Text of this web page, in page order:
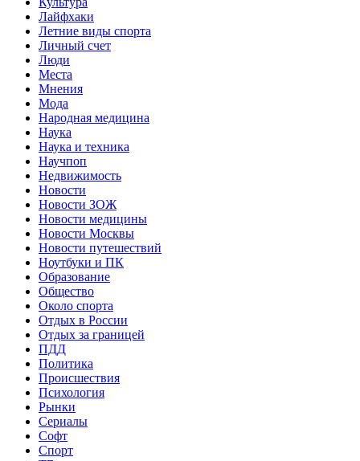
Лайфхаки
Летние виды спорта
Личный счет
Люди
Места
Мнения
Мода
Народная медицина
Наука
Наука и техника
Научпоп
Недвижимость
Новости
Новости ЗОЖ
Новости медицины
Новости Москвы
Новости путешествий
Ноутбуки и ПК
Образование
Общество
Около спорта
Отдых в России
Отдых за границей
ПДД
Политика
Происшествия
Психология
Рынки
Сериалы
Софт
Спорт